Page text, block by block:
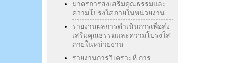
มาตรการส่งเสริมคุณธรรมและ
ความโปร่งใสภายในหน่วยงาน
รายงานผลการดำเนินการเพื่อส่ง
เสริมคุณธรรมและความโปร่งใส
ภายในหน่วยงาน
รายงานการวิเคราะห์ การ